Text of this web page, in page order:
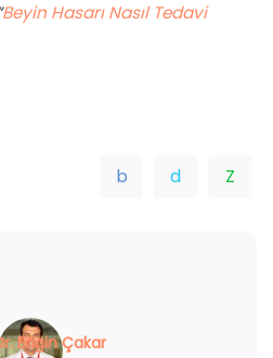
Beyin Hasarı Nasıl Tedavi
Engin Çakar